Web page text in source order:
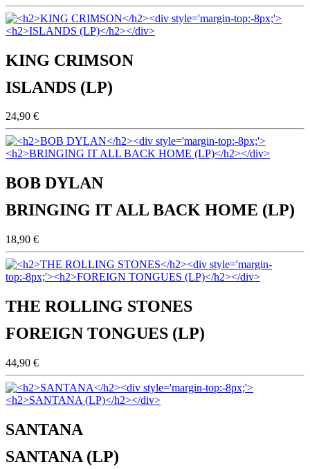
KING CRIMSON
ISLANDS (LP)
24,90 €
BOB DYLAN
BRINGING IT ALL BACK HOME (LP)
18,90 €
THE ROLLING STONES
FOREIGN TONGUES (LP)
44,90 €
SANTANA
SANTANA (LP)